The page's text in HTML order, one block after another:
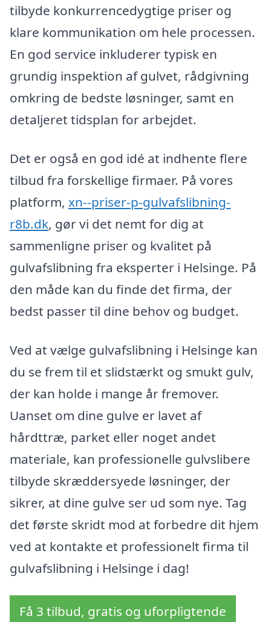
tilbyde konkurrencedygtige priser og
klare kommunikation om hele processen.
En god service inkluderer typisk en
grundig inspektion af gulvet, rådgivning
omkring de bedste løsninger, samt en
detaljeret tidsplan for arbejdet.
Det er også en god idé at indhente flere
tilbud fra forskellige firmaer. På vores
platform, xn--priser-p-gulvafslibning-
r8b.dk, gør vi det nemt for dig at
sammenligne priser og kvalitet på
gulvafslibning fra eksperter i Helsinge. På
den måde kan du finde det firma, der
bedst passer til dine behov og budget.
Ved at vælge gulvafslibning i Helsinge kan
du se frem til et slidstærkt og smukt gulv,
der kan holde i mange år fremover.
Uanset om dine gulve er lavet af
hårdttræ, parket eller noget andet
materiale, kan professionelle gulvslibere
tilbyde skræddersyede løsninger, der
sikrer, at dine gulve ser ud som nye. Tag
det første skridt mod at forbedre dit hjem
ved at kontakte et professionelt firma til
gulvafslibning i Helsinge i dag!
Få 3 tilbud, gratis og uforpligtende